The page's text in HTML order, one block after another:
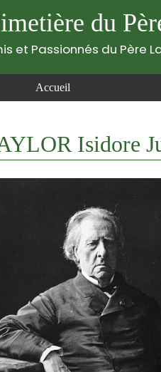
du
et Passionnés du Père
Accueil
Isidore